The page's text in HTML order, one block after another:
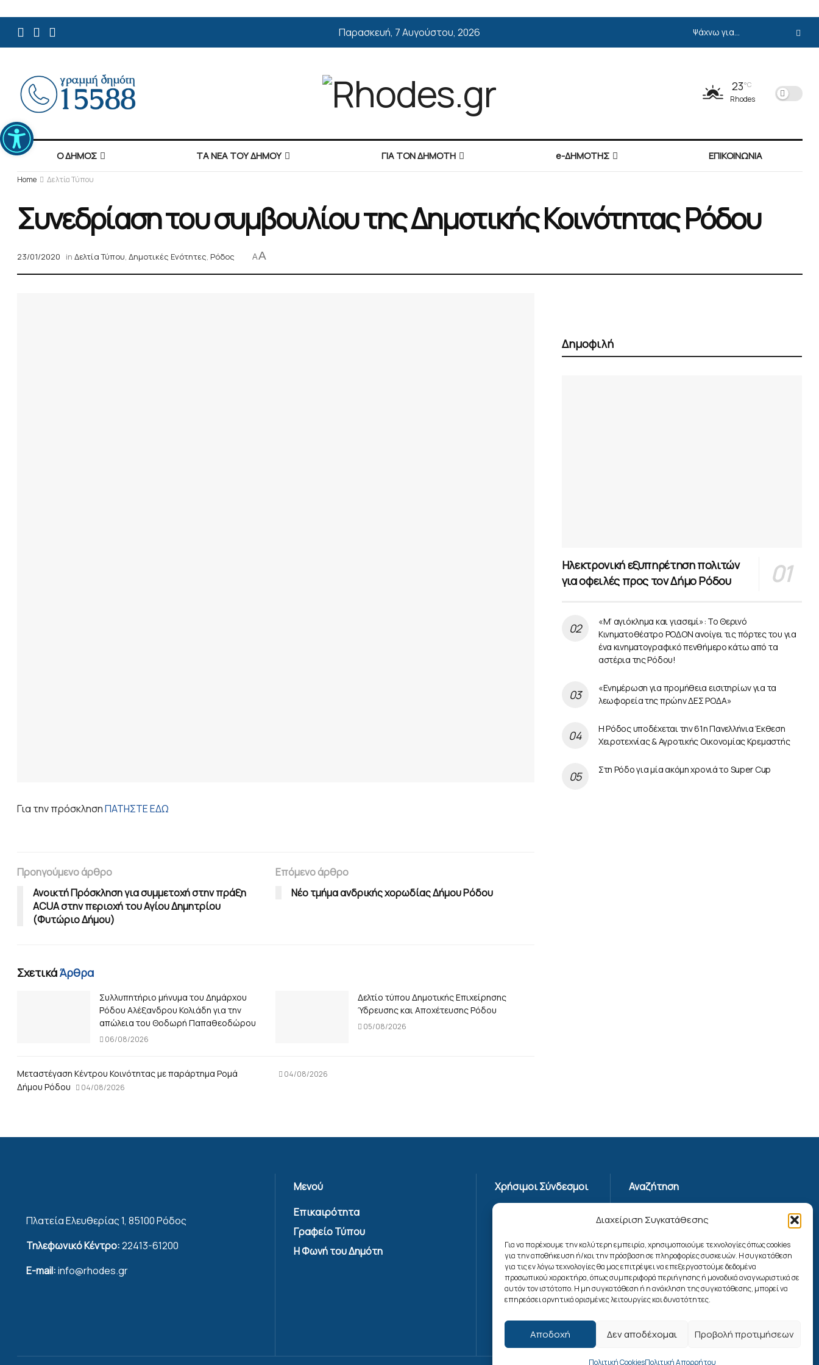
Διαχείριση Συγκατάθεσης
Για να παρέχουμε την καλύτερη εμπειρία, χρησιμοποιούμε τεχνολογίες όπως cookies
για την αποθήκευση ή/και την πρόσβαση σε πληροφορίες συσκευών. Η συγκατάθεση
για τις εν λόγω τεχνολογίες θα μας επιτρέψει να επεξεργαστούμε δεδομένα
προσωπικού χαρακτήρα, όπως συμπεριφορά περιήγησης ή μοναδικά αναγνωριστικά σε
αυτόν τον ιστότοπο. Η μη συγκατάθεση ή η ανάκληση της συγκατάθεσης, μπορεί να
επηρεάσει αρνητικά ορισμένες λειτουργίες και δυνατότητες.
Αποδοχή Δεν αποδέχομαι Προβολή προτιμήσεων
Πολιτική CookiesΠολιτική Απορρήτου
Παρασκευή, 7 Αυγούστου, 2026
23°C
Rhodes
Ο ΔΗΜΟΣ ΤΑ ΝΕΑ ΤΟΥ ΔΗΜΟΥ ΓΙΑ ΤΟΝ ΔΗΜΟΤΗ e-ΔΗΜΟΤΗΣ ΕΠΙΚΟΙΝΩΝΙΑ
Home Δελτία Τύπου
Συνεδρίαση του συμβουλίου της Δημοτικής Κοινότητας Ρόδου
23/01/2020 in Δελτία Τύπου, Δημοτικές Ενότητες, Ρόδος AA
Για την πρόσκλησηΠΑΤΗΣΤΕ ΕΔΩ
Προηγούμενο άρθρο
Ανοικτή Πρόσκληση για συμμετοχή στην πράξη
ACUA στην περιοχή του Αγίου Δημητρίου
(Φυτώριο Δήμου)
Επόμενο άρθρο
Νέο τμήμα ανδρικής χορωδίας Δήμου Ρόδου
ΣχετικάΆρθρα
Συλλυπητήριο μήνυμα του Δημάρχου
Ρόδου Αλέξανδρου Κολιάδη για την
απώλεια του Θοδωρή Παπαθεοδώρου
06/08/2026
Δελτίο τύπου Δημοτικής Επιχείρησης
Ύδρευσης και Αποχέτευσης Ρόδου
05/08/2026
Μεταστέγαση Κέντρου Κοινότητας με παράρτημα Ρομά
Δήμου Ρόδου
04/08/2026
04/08/2026
Δημοφιλή
Ηλεκτρονική εξυπηρέτηση πολιτών
για οφειλές προς τον Δήμο Ρόδου
«Μ’ αγιόκλημα και γιασεμί»: Το Θερινό
Κινηματοθέατρο ΡΟΔΟΝ ανοίγει τις πόρτες του για
ένα κινηματογραφικό πενθήμερο κάτω από τα
αστέρια της Ρόδου!
«Ενημέρωση για προμήθεια εισιτηρίων για τα
λεωφορεία της πρώην ΔΕΣ ΡΟΔΑ»
Η Ρόδος υποδέχεται την 61η Πανελλήνια Έκθεση
Χειροτεχνίας & Αγροτικής Οικονομίας Κρεμαστής
Στη Ρόδο για μία ακόμη χρονιά το Super Cup
Πλατεία Ελευθερίας 1, 85100 Ρόδος
Τηλεφωνικό Κέντρο:22413-61200
E-mail:info@rhodes.gr
Μενού
Επικαιρότητα
Γραφείο Τύπου
Η Φωνή του Δημότη
Χρήσιμοι Σύνδεσμοι
Υπηρεσίας
Επικοινωνίας
Πολιτική Cookies
(ΕΕ)
Αναζήτηση
Ακολουθήστε μας
Ανοίξτε τη γραμμή εργαλείων